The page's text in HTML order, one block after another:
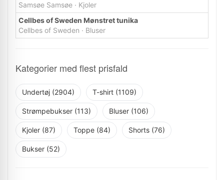
Samsøe Samsøe · Kjoler
Cellbes of Sweden Mønstret tunika
Cellbes of Sweden · Bluser
Kategorier med flest prisfald
Undertøj (2904) T-shirt (1109)
Strømpebukser (113) Bluser (106)
Kjoler (87) Toppe (84) Shorts (76)
Bukser (52)